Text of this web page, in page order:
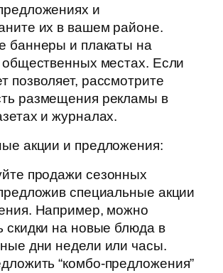
и
их в вашем районе.
баннеры и плакаты на
общественных местах. Если
позволяет, рассмотрите
размещения рекламы в
и журналах.
акции и предложения:
продажи сезонных
специальные акции
Например, можно
скидки на новые блюда в
дни недели или часы.
“комбо-предложения”